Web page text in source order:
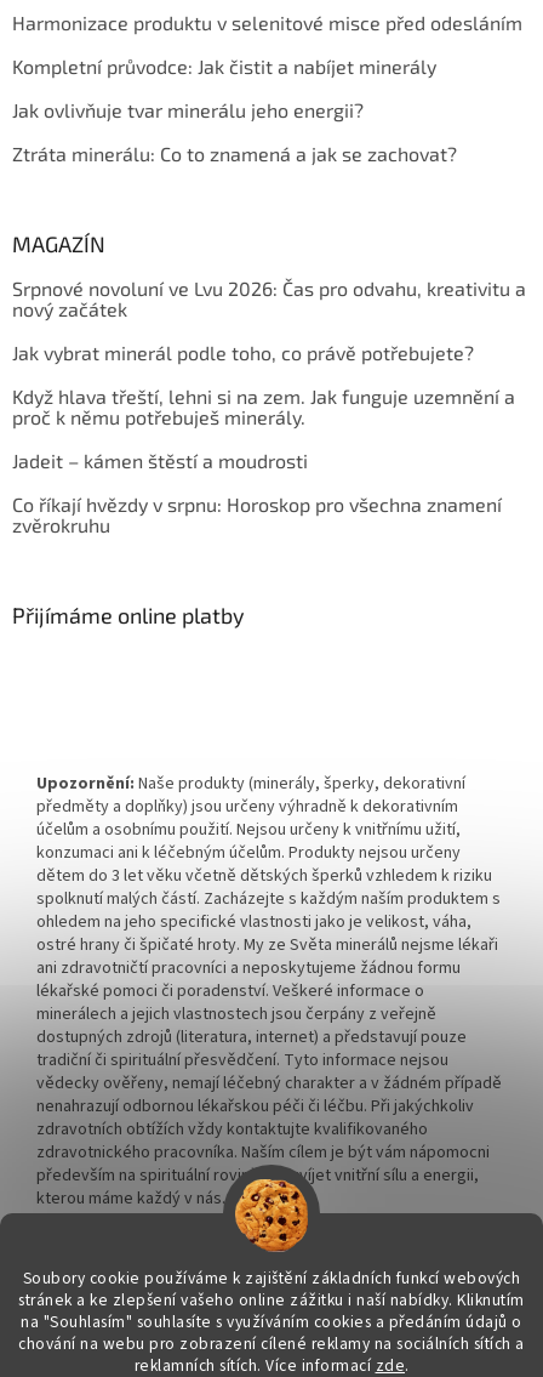
Soubory cookie používáme k zajištění základních funkcí webových
stránek a ke zlepšení vašeho online zážitku i naší nabídky. Kliknutím
na "Souhlasím" souhlasíte s využíváním cookies a předáním údajů o
chování na webu pro zobrazení cílené reklamy na sociálních sítích a
reklamních sítích. Více informací zde.
Harmonizace produktu v selenitové misce před odesláním
Kompletní průvodce: Jak čistit a nabíjet minerály
Jak ovlivňuje tvar minerálu jeho energii?
Ztráta minerálu: Co to znamená a jak se zachovat?
MAGAZÍN
Srpnové novoluní ve Lvu 2026: Čas pro odvahu, kreativitu a
nový začátek
Jak vybrat minerál podle toho, co právě potřebujete?
Když hlava třeští, lehni si na zem. Jak funguje uzemnění a
proč k němu potřebuješ minerály.
Jadeit – kámen štěstí a moudrosti
Co říkají hvězdy v srpnu: Horoskop pro všechna znamení
zvěrokruhu
Přijímáme online platby
Upozornění: Naše produkty (minerály, šperky, dekorativní
předměty a doplňky) jsou určeny výhradně k dekorativním
účelům a osobnímu použití. Nejsou určeny k vnitřnímu užití,
konzumaci ani k léčebným účelům. Produkty nejsou určeny
dětem do 3 let věku včetně dětských šperků vzhledem k riziku
spolknutí malých částí. Zacházejte s každým naším produktem s
ohledem na jeho specifické vlastnosti jako je velikost, váha,
ostré hrany či špičaté hroty. My ze Světa minerálů nejsme lékaři
ani zdravotničtí pracovníci a neposkytujeme žádnou formu
lékařské pomoci či poradenství. Veškeré informace o
minerálech a jejich vlastnostech jsou čerpány z veřejně
dostupných zdrojů (literatura, internet) a představují pouze
tradiční či spirituální přesvědčení. Tyto informace nejsou
vědecky ověřeny, nemají léčebný charakter a v žádném případě
nenahrazují odbornou lékařskou péči či léčbu. Při jakýchkoliv
zdravotních obtížích vždy kontaktujte kvalifikovaného
zdravotnického pracovníka. Naším cílem je být vám nápomocni
především na spirituální rovině a rozvíjet vnitřní sílu a energii,
kterou máme každý v nás.
Vytvořil Shoptet